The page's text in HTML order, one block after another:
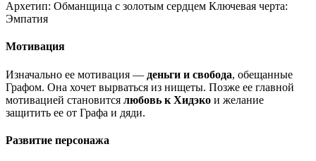
Архетип: Обманщица с золотым сердцем Ключевая черта:
Эмпатия
Мотивация
Изначально ее мотивация — деньги и свобода, обещанные
Графом. Она хочет вырваться из нищеты. Позже ее главной
мотивацией становится любовь к Хидэко и желание
защитить ее от Графа и дяди.
Развитие персонажа